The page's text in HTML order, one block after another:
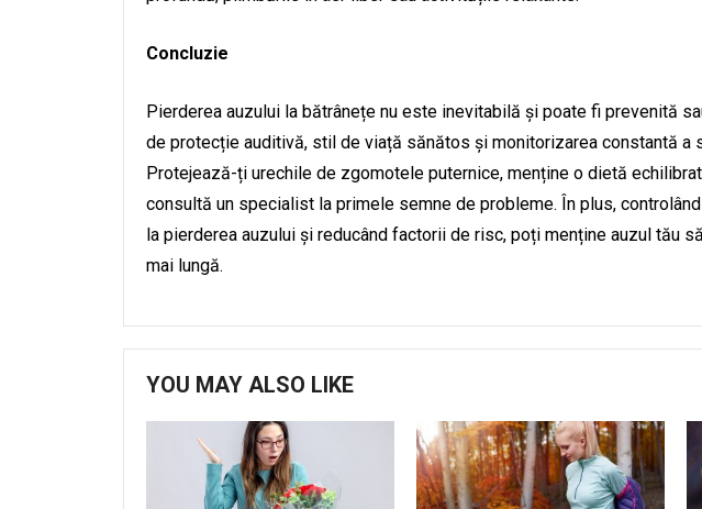
Concluzie
Pierderea auzului la bătrânețe nu este inevitabilă și poate fi prevenită
de protecție auditivă, stil de viață sănătos și monitorizarea constantă a
Protejează-ți urechile de zgomotele puternice, menține o dietă
consultă un specialist la primele semne de probleme. În plus,
la pierderea auzului și reducând factorii de risc, poți menține auzul tău
mai lungă.
YOU MAY ALSO LIKE